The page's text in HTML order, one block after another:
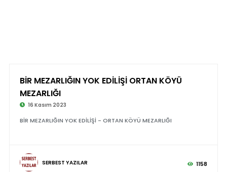
BİR MEZARLIĞIN YOK EDİLİŞİ ORTAN KÖYÜ
MEZARLIĞI
16 Kasım 2023
BİR MEZARLIĞIN YOK EDİLİŞİ - ORTAN KÖYÜ MEZARLIĞI
SERBEST YAZILAR 1158